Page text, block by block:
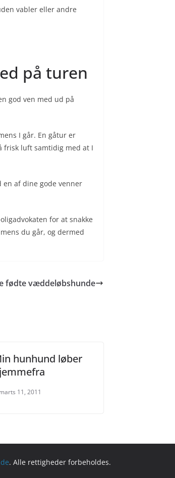
vabler eller andre
på turen
god ven med ud på
I går. En gåtur er
frisk luft samtidig med at I
en af dine gode venner
for at snakke
du går, og dermed
fødte væddeløbshunde
hunhund løber
marts 11, 2011
. Alle rettigheder forbeholdes.